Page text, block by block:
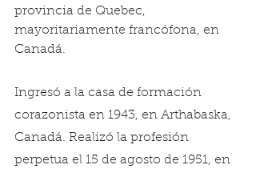
provincia de Quebec,
mayoritariamente francófona, en
Canadá.
Ingresó a la casa de formación
corazonista en 1943, en Arthabaska,
Canadá. Realizó la profesión
perpetua el 15 de agosto de 1951, en